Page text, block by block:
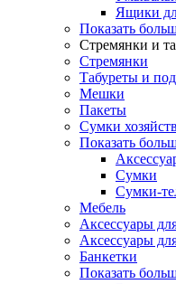
Ящики
Показать
Стремянки и
Стремянки
Табуреты и
Мешки
Пакеты
Сумки
Показать
Сумки
Сумки-
Мебель
Аксессуары
Аксессуары
Банкетки
Показать